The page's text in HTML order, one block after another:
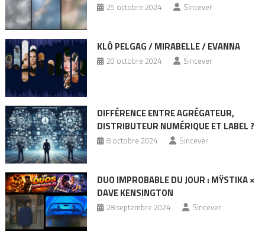
25 octobre 2024 Sincever
KLÔ PELGAG / MIRABELLE / EVANNA
20 octobre 2024 Sincever
DIFFÉRENCE ENTRE AGRÉGATEUR,
DISTRIBUTEUR NUMÉRIQUE ET LABEL ?
8 octobre 2024 Sincever
DUO IMPROBABLE DU JOUR : MŸSTIKA ×
DAVE KENSINGTON
28 septembre 2024 Sincever